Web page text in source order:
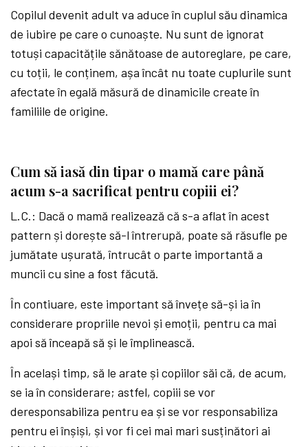
Copilul devenit adult va aduce în cuplul său dinamica
de iubire pe care o cunoaște. Nu sunt de ignorat
totuși capacitățile sănătoase de autoreglare, pe care,
cu toții, le conținem, așa încât nu toate cuplurile sunt
afectate în egală măsură de dinamicile create în
familiile de origine.
Cum să iasă din tipar o mamă care până
acum s-a sacrificat pentru copiii ei?
L.C.: Dacă o mamă realizează că s-a aflat în acest
pattern și dorește să-l întrerupă, poate să răsufle pe
jumătate ușurată, întrucât o parte importantă a
muncii cu sine a fost făcută.
În contiuare, este important să învețe să-și ia în
considerare propriile nevoi și emoții, pentru ca mai
apoi să înceapă să și le împlinească.
În același timp, să le arate și copiilor săi că, de acum,
se ia în considerare; astfel, copiii se vor
deresponsabiliza pentru ea și se vor responsabiliza
pentru ei înșiși, și vor fi cei mai mari susținători ai